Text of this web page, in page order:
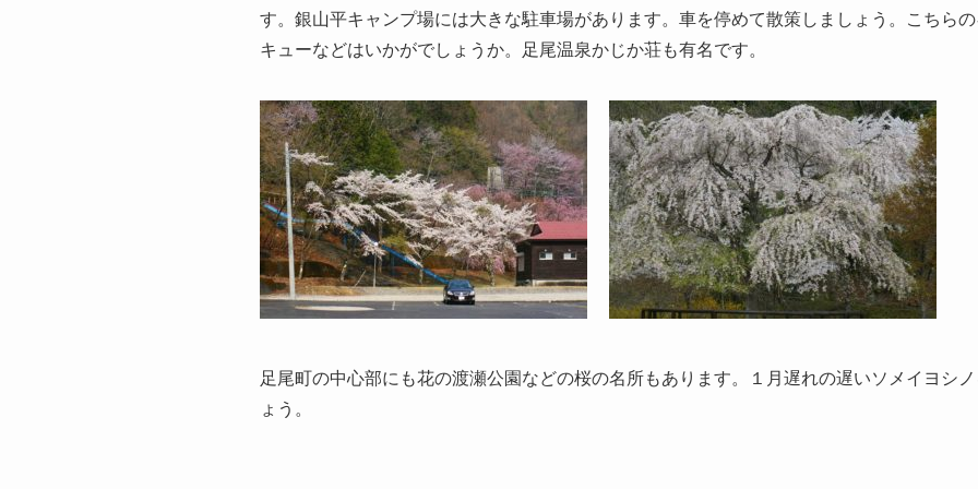
す。銀山平キャンプ場には大きな駐車場があります。車を停めて散策しましょう。こちら
キューなどはいかがでしょうか。足尾温泉かじか荘も有名です。
足尾町の中心部にも花の渡瀬公園などの桜の名所もあります。１月遅れの遅いソメイヨシ
ょう。